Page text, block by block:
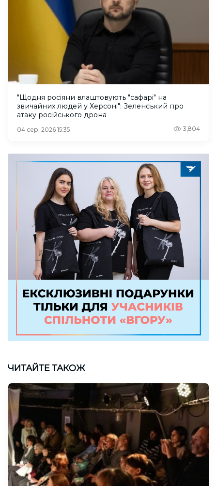
"Щодня росіяни влаштовують "сафарі" на
звичайних людей у Херсоні": Зеленський про
атаку російського дрона
04 сер. 2026 15:35 3,804
ЧИТАЙТЕ ТАКОЖ